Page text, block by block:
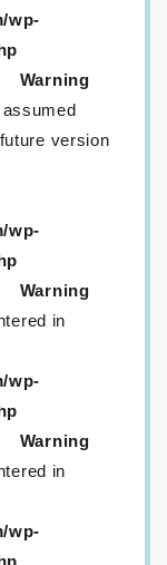
wp-
Warning
version
wp-
Warning
in
wp-
Warning
in
wp-